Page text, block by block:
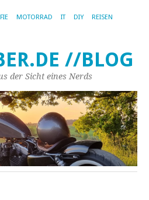
MOTORRAD IT DIY REISEN
//BLOG
der Sicht eines Nerds